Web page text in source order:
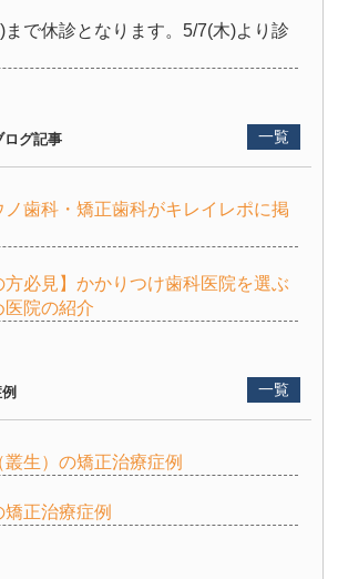
まで休診となります。5/7(木)より診
ログ記事 一覧
歯科・矯正歯科がキレイレポに掲
方必見】かかりつけ歯科医院を選ぶ
医院の紹介
一覧
生）の矯正治療症例
矯正治療症例